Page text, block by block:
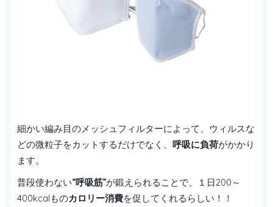
細かい編み目のメッシュフィルターによって、ウィルスな
どの微粒子をカットするだけでなく、 呼吸に負荷がかかり
ます。
普段使わない“呼吸筋”が鍛えられることで、１日200～
400kcalものカロリー消費を促してくれるらしい！！